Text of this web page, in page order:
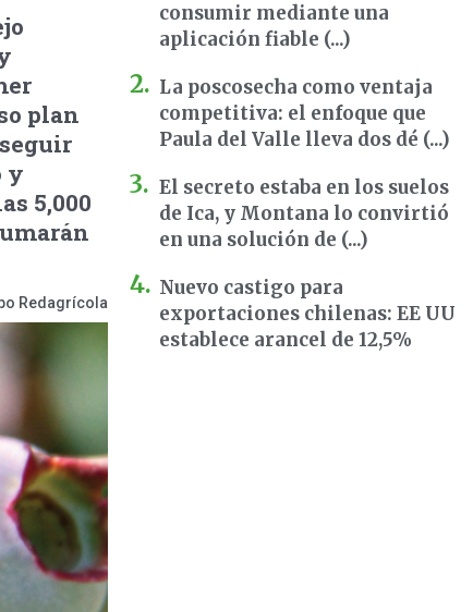
plan
y
5,000
Redagrícola
consumir mediante una
aplicación fiable (...)
La poscosecha como ventaja
competitiva: el enfoque que
Paula del Valle lleva dos dé (...)
El secreto estaba en los suelos
de Ica, y Montana lo convirtió
en una solución de (...)
Nuevo castigo para
exportaciones chilenas: EE UU
establece arancel de 12,5%